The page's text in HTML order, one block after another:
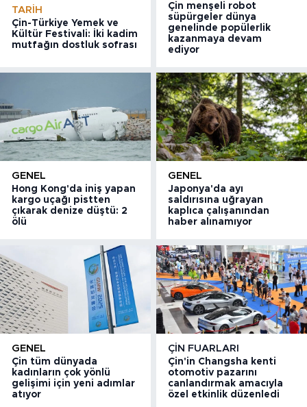
TARIH
Çin-Türkiye Yemek ve
Kültür Festivali: İki kadim
mutfağın dostluk sofrası
Çin menşeli robot
süpürgeler dünya
genelinde popülerlik
kazanmaya devam
ediyor
GENEL
Hong Kong'da iniş yapan
kargo uçağı pistten
çıkarak denize düştü: 2
ölü
GENEL
Japonya'da ayı
saldırısına uğrayan
kaplıca çalışanından
haber alınamıyor
GENEL
Çin tüm dünyada
kadınların çok yönlü
gelişimi için yeni adımlar
atıyor
ÇIN FUARLARI
Çin'in Changsha kenti
otomotiv pazarını
canlandırmak amacıyla
özel etkinlik düzenledi